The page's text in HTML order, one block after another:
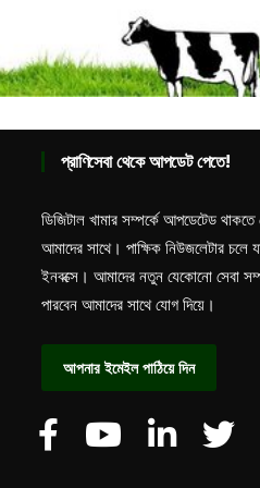
প্রাণিসেবা থেকে আপডেট পেতে!
ডিজিটাল খামার সম্পর্কে আপডেটেড
আমাদের সাথে। পাক্ষিক নিউজলেটার চলে
ইনবক্সে। আমাদের নতুন যেকোনো সেবা
পারবেন আমাদের সাথে যোগ দিয়ে।
আপনার ইমেইল পাঠিয়ে দিন